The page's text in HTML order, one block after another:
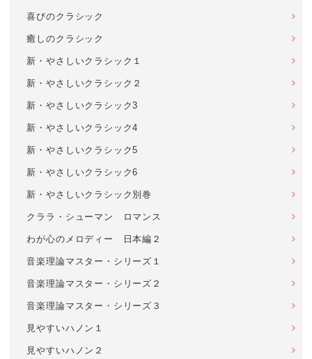
喜びのクラシック
癒しのクラシック
新・やさしいクラシック１
新・やさしいクラシック２
新・やさしいクラシック3
新・やさしいクラシック4
新・やさしいクラシック5
新・やさしいクラシック6
新・やさしいクラシック別巻
クララ・シューマン ロマンス
わが心のメロディー 日本編２
音楽理論マスター・シリーズ１
音楽理論マスター・シリーズ２
音楽理論マスター・シリーズ３
見やすいハノン１
見やすいハノン２